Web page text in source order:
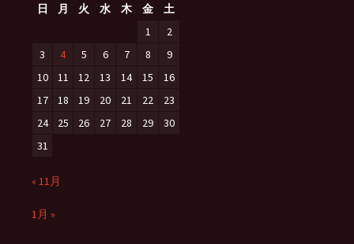
ョ
ン
日
月 火 水 木 金
土
1
2
3
4 5 6 7 8
9
10
11 12 13 14 15
16
17
18 19 20 21 22
23
24
25 26 27 28 29
30
31
« 11月
1月 »